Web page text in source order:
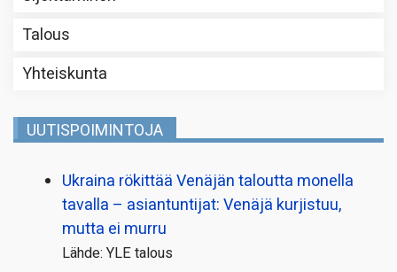
Talous
Yhteiskunta
UUTISPOIMINTOJA
Ukraina rökittää Venäjän taloutta monella
tavalla – asiantuntijat: Venäjä kurjistuu,
mutta ei murru
Lähde: YLE talous